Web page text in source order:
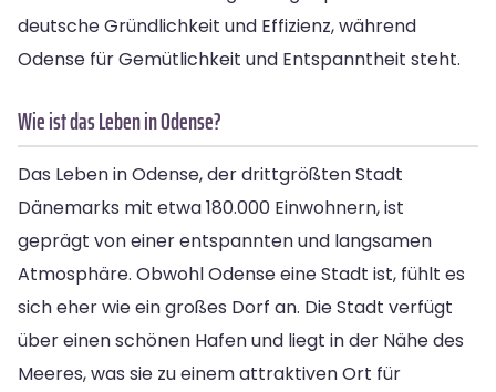
deutsche Gründlichkeit und Effizienz, während
Odense für Gemütlichkeit und Entspanntheit steht.
Wie ist das Leben in Odense?
Das Leben in Odense, der drittgrößten Stadt
Dänemarks mit etwa 180.000 Einwohnern, ist
geprägt von einer entspannten und langsamen
Atmosphäre. Obwohl Odense eine Stadt ist, fühlt es
sich eher wie ein großes Dorf an. Die Stadt verfügt
über einen schönen Hafen und liegt in der Nähe des
Meeres, was sie zu einem attraktiven Ort für